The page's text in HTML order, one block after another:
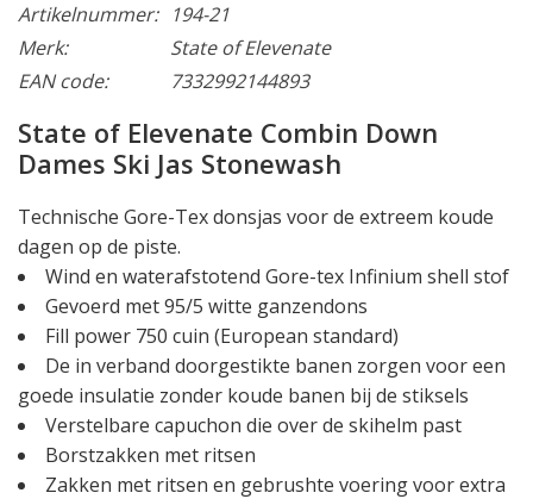
Artikelnummer:
194-21
Merk:
State of Elevenate
EAN code:
7332992144893
State of Elevenate Combin Down
Dames Ski Jas Stonewash
Technische Gore-Tex donsjas voor de extreem koude
dagen op de piste.
Wind en waterafstotend Gore-tex Infinium shell stof
Gevoerd met 95/5 witte ganzendons
Fill power 750 cuin (European standard)
De in verband doorgestikte banen zorgen voor een
goede insulatie zonder koude banen bij de stiksels
Verstelbare capuchon die over de skihelm past
Borstzakken met ritsen
Zakken met ritsen en gebrushte voering voor extra